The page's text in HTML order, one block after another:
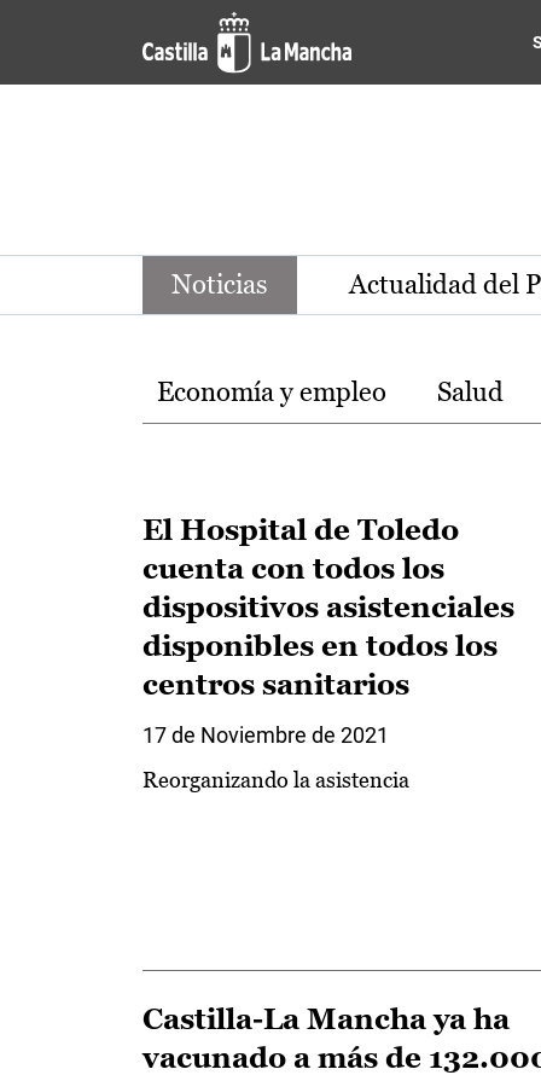
Pasar al contenido principal
Noticias de la región de
Noticias Actualidad del
Temas
Economía y empleo Salud
El Hospital de Toledo
cuenta con todos los
dispositivos asistenciales
disponibles en todos los
centros sanitarios
17 de Noviembre de 2021
Reorganizando la asistencia
Castilla-La Mancha ya ha
vacunado a más de